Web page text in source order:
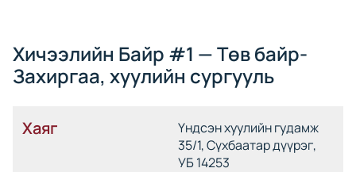
Хичээлийн Байр #1 — Төв байр-
Захиргаа, хуулийн сургууль
Хаяг
Үндсэн хуулийн гудамж
35/1, Сүхбаатар дүүрэг,
УБ 14253